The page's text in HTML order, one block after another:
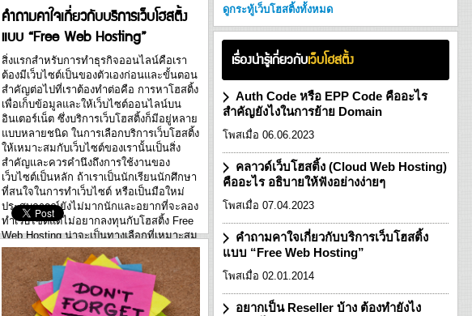
คำถามคาใจเกี่ยวกับบริการเว็บโฮสติ้ง
แบบ “Free Web Hosting”
สิ่งแรกสำหรับการทำธุรกิจออนไลน์คือเรา
ต้องมีเว็บไซต์เป็นของตัวเองก่อนและขั้นตอน
สำคัญต่อไปที่เราต้องทำต่อคือ การหาโฮสติ้ง
เพื่อเก็บข้อมูลและให้เว็บไซต์ออนไลน์บน
อินเตอร์เน็ต ซึ่งบริการเว็บโฮสติ้งก็มีอยู่หลาย
แบบหลายชนิด ในการเลือกบริการเว็บโฮสติ้ง
ให้เหมาะสมกับเว็บไซต์ของเรานั้นเป็นสิ่ง
สำคัญและควรคำนึงถึงการใช้งานของ
เว็บไซต์เป็นหลัก ถ้าเราเป็นนักเรียนนักศึกษา
ที่สนใจในการทำเว็บไซต์ หรือเป็นมือใหม่
ประสบการณ์ยังไม่มากนักและอยากที่จะลอง
ทำเว็บไซต์แต่ไม่อยากลงทุนกับโฮสติ้ง Free
Web Hosting น่าจะเป็นทางเลือกที่เหมาะสม
แต่ก็ยังคงมีคำถามคาใจมากมายตามมา
เกี่ยวกับการใช้บริการโฮสติ้งแบบ Free Web
Hosting ต่อไปนี้เป็นวิธีที่จะช่วยในการตัดสิน
ใจให้ง่ายขึ้นในการเลือกใช้บริการเว็บโฮสติ้ง
แบบ Free Web Hosting กับคำถามคาใจ
ดูกระทู้เว็บโฮสติ้งทั้งหมด
เรื่องน่ารู้เกี่ยวกับเว็บโฮสติ้ง
Auth Code หรือ EPP Code คืออะไร
สำคัญยังไงในการย้าย Domain
โพสเมื่อ 06.06.2023
คลาวด์เว็บโฮสติ้ง (Cloud Web Hosting)
คืออะไร อธิบายให้ฟังอย่างง่ายๆ
โพสเมื่อ 07.04.2023
คำถามคาใจเกี่ยวกับบริการเว็บโฮสติ้ง
แบบ “Free Web Hosting”
โพสเมื่อ 02.01.2014
อยากเป็น Reseller บ้าง ต้องทำยังไง